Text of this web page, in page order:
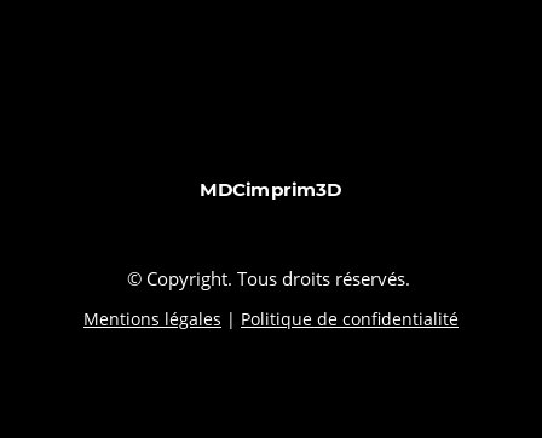
MDCimprim3D
© Copyright. Tous droits réservés.
Mentions légales | Politique de confidentialité